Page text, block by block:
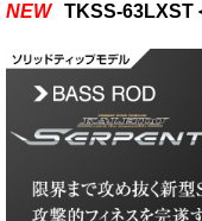
NEW TKSS-63LXST